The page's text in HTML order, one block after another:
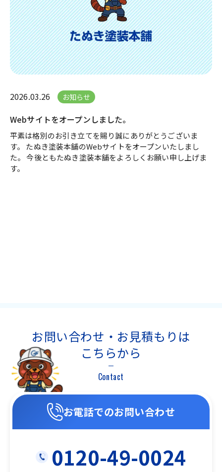
2026.03.26 お知らせ
Webサイトをオープンしました。
平素は格別のお引き立てを賜り誠にありがとうございま
す。 たぬき塗装本舗のWebサイトをオープンいたしまし
た。 今後ともたぬき塗装本舗をよろしくお願い申し上げま
す。
お問い合わせ・お見積もりは
こちらから
Contact
お電話でのお問い合わせ
0120-49-0024